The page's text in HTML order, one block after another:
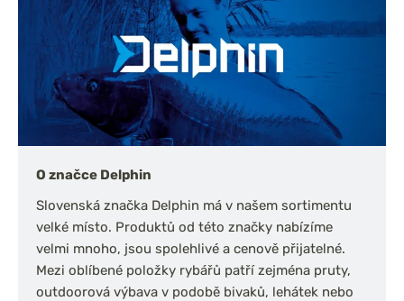
O značce Delphin
Slovenská značka Delphin má v našem sortimentu
velké místo. Produktů od této značky nabízíme
velmi mnoho, jsou spolehlivé a cenově přijatelné.
Mezi oblíbené položky rybářů patří zejména pruty,
outdoorová výbava v podobě bivaků, lehátek nebo